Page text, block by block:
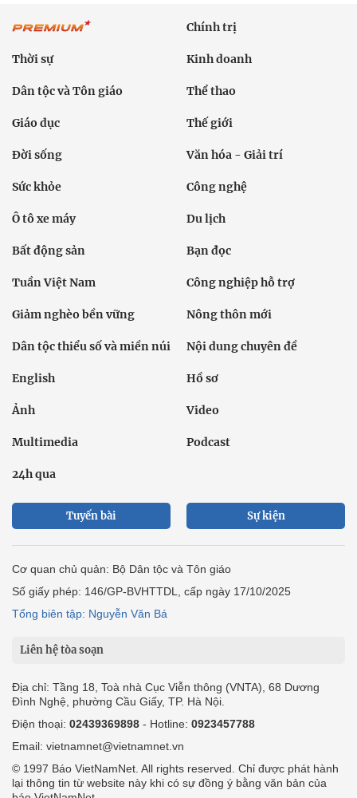
Chính trị
Thời sự Kinh doanh
Dân tộc và Tôn giáo Thể thao
Giáo dục Thế giới
Đời sống Văn hóa - Giải trí
Sức khỏe Công nghệ
Ô tô xe máy Du lịch
Bất động sản Bạn đọc
Tuần Việt Nam Công nghiệp hỗ trợ
Giảm nghèo bền vững Nông thôn mới
Dân tộc thiểu số và miền núi Nội dung chuyên đề
English Hồ sơ
Ảnh Video
Multimedia Podcast
24h qua
Tuyến bài Sự kiện
Cơ quan chủ quản: Bộ Dân tộc và Tôn giáo
Số giấy phép: 146/GP-BVHTTDL, cấp ngày 17/10/2025
Tổng biên tập: Nguyễn Văn Bá
Liên hệ tòa soạn
Địa chỉ: Tầng 18, Toà nhà Cục Viễn thông (VNTA), 68 Dương
Đình Nghệ, phường Cầu Giấy, TP. Hà Nội.
Điện thoại: 02439369898 - Hotline: 0923457788
Email: vietnamnet@vietnamnet.vn
© 1997 Báo VietNamNet. All rights reserved. Chỉ được phát hành
lại thông tin từ website này khi có sự đồng ý bằng văn bản của